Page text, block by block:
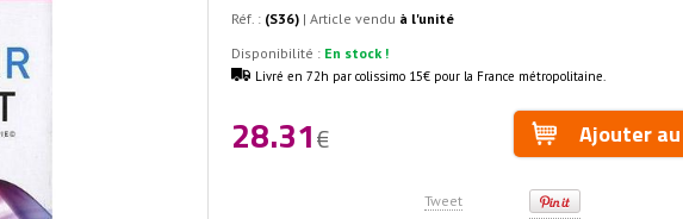
Réf. : (S36)| Article vendu à l'unité
Disponibilité : En stock !
Livré en 72h par colissimo 15€ pour la France métropolitaine.
28.31€ Ajouter
Tweet